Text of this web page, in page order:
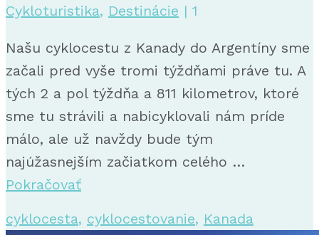
Cykloturistika, Destinácie | 1
Našu cyklocestu z Kanady do Argentíny sme
začali pred vyše tromi týždňami práve tu. A
tých 2 a pol týždňa a 811 kilometrov, ktoré
sme tu strávili a nabicyklovali nám príde
málo, ale už navždy bude tým
najúžasnejším začiatkom celého …
Pokračovať
cyklocesta, cyklocestovanie, Kanada